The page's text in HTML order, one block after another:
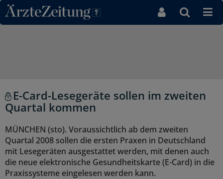
Direkt zum Inhaltsbereich
E-Card-Lesegeräte sollen im zweiten
Quartal kommen
MÜNCHEN (sto). Voraussichtlich ab dem zweiten
Quartal 2008 sollen die ersten Praxen in Deutschland
mit Lesegeräten ausgestattet werden, mit denen auch
die neue elektronische Gesundheitskarte (E-Card) in die
Praxissysteme eingelesen werden kann.